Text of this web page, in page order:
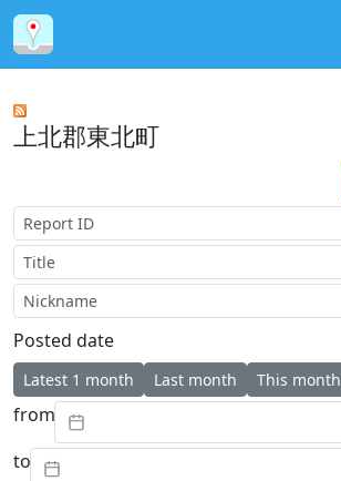
上北郡東北町
Report ID
Title
Nickname
Posted date
Latest 1 month Last month This month
from
to